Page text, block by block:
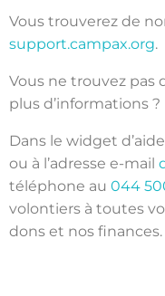
Vous trouverez de
support.campax.org.
Vous ne trouvez pas
plus d’informations ?
Dans le widget
ou à l’adresse e-mail
téléphone au 044
volontiers à toutes
dons et nos finances.